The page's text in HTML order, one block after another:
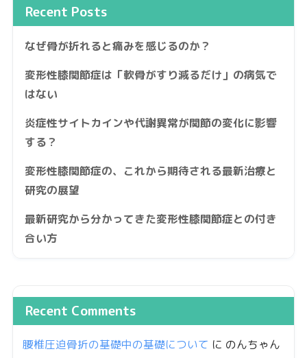
Recent Posts
なぜ骨が折れると痛みを感じるのか？
変形性膝関節症は「軟骨がすり減るだけ」の病気で
はない
炎症性サイトカインや代謝異常が関節の変化に影響
する？
変形性膝関節症の、これから期待される最新治療と
研究の展望
最新研究から分かってきた変形性膝関節症との付き
合い方
Recent Comments
腰椎圧迫骨折の基礎中の基礎について に のんちゃん